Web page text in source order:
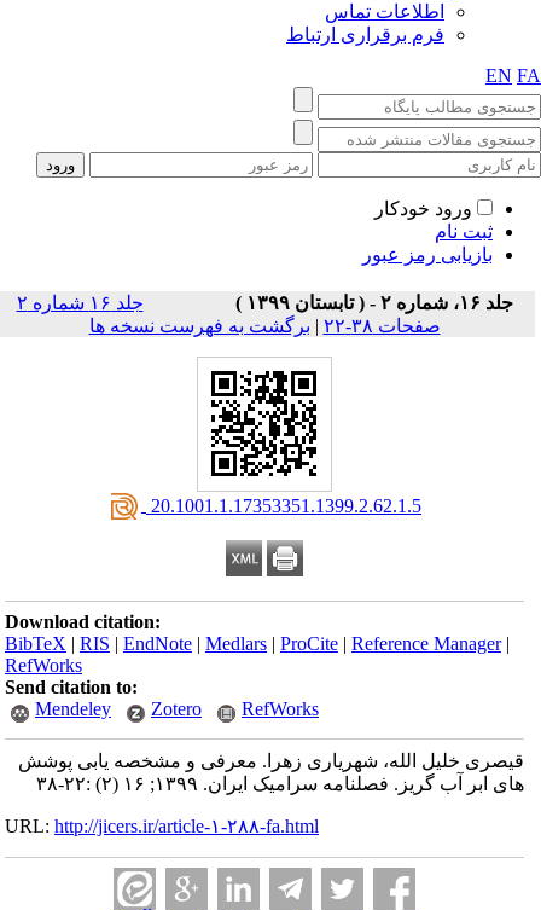
اطلاعات تماس
فرم برقراری ارتباط
EN
ورود خودکار
ثبت نام
بازیابی رمز عبور
جلد ۱۶، شماره ۲ - ( تابستان ۱۳۹۹ )
جلد ۱۶ شماره ۲
صفحات ۳۸-۲۲
| برگشت به فهرست نسخه ها
‎ 20.1001.1.17353351.1399.2.62.1.5
Download citation:
BibTeX |RIS |EndNote |Medlars |ProCite |Reference Manager
RefWorks
Send citation to:
Mendeley
Zotero RefWorks
قیصری خلیل الله، شهریاری زهرا. معرفی و مشخصه یابی پوشش
های ابر آب گریز. فصلنامه سرامیک ایران. ۱۳۹۹; ۱۶ (۲) :۲۲-۳۸
URL:http://jicers.ir/article-۱-۲۸۸-fa.html